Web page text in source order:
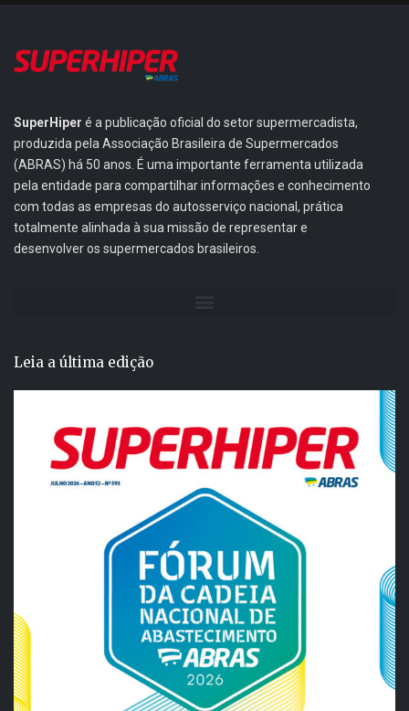
SuperHiper é a publicação oficial do setor supermercadista,
produzida pela Associação Brasileira de Supermercados
(ABRAS) há 50 anos. É uma importante ferramenta utilizada
pela entidade para compartilhar informações e conhecimento
com todas as empresas do autosserviço nacional, prática
totalmente alinhada à sua missão de representar e
desenvolver os supermercados brasileiros.
Leia a última edição